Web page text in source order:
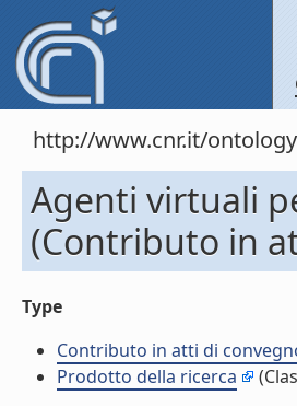
http://www.cnr.it/
Agenti virtuali
(Contributo in
Type
Contributo in atti di
Prodotto della ricerca